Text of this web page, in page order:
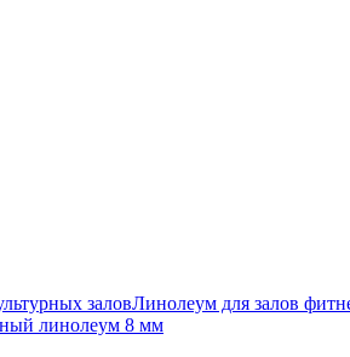
заловЛинолеум для залов
линолеум 8 мм